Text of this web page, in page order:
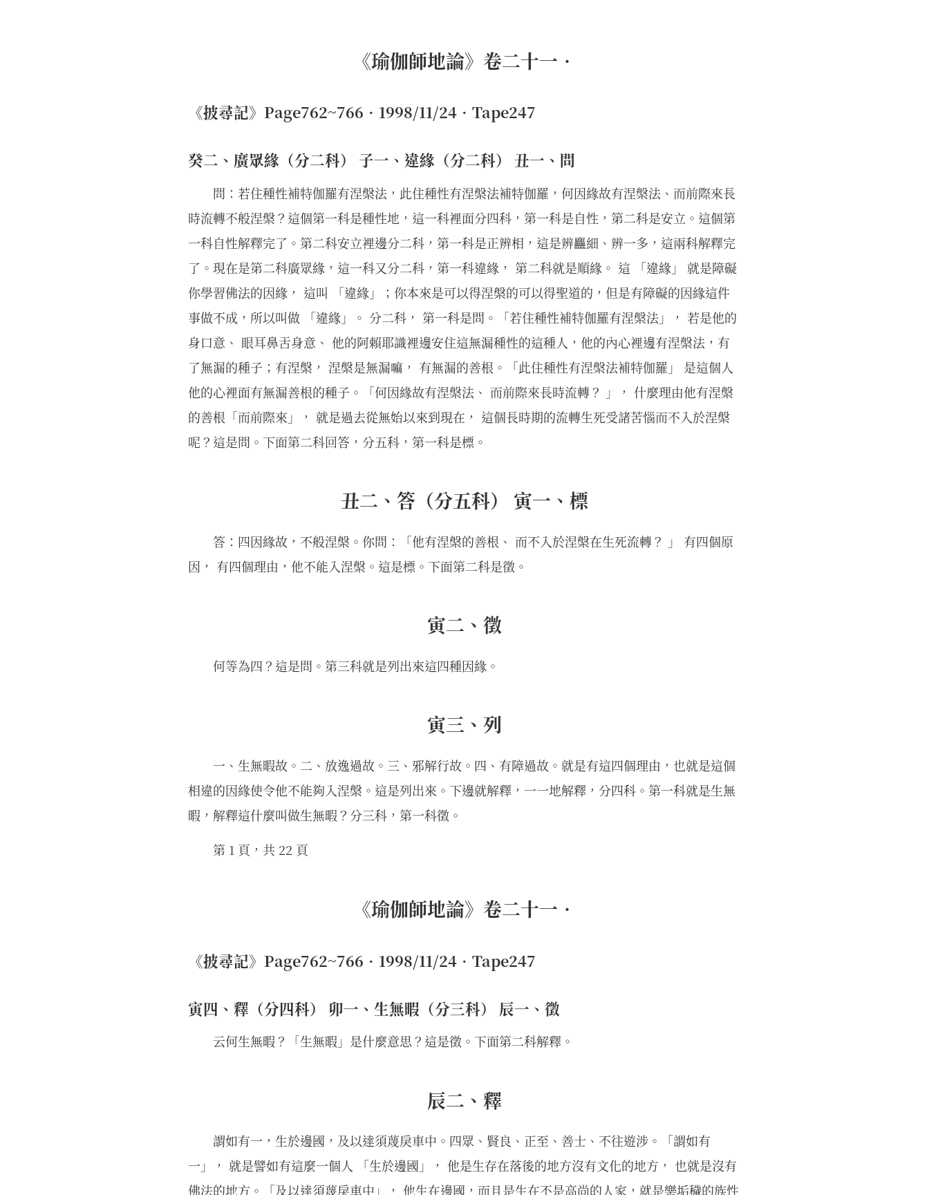
《瑜伽師地論》卷二十一•
《披尋記》Page762~766•1998/11/24•Tape247
癸二、廣眾緣（分二科） 子一、違緣（分二科） 丑一、問
問：若住種性補特伽羅有涅槃法，此住種性有涅槃法補特伽羅，何因緣故有涅槃法、而前際來長
時流轉不般涅槃？這個第一科是種性地，這一科裡面分四科，第一科是自性，第二科是安立。這個第
一科自性解釋完了。第二科安立裡邊分二科，第一科是正辨相，這是辨麤細、辨一多，這兩科解釋完
了。現在是第二科廣眾緣，這一科又分二科，第一科違緣， 第二科就是順緣。 這 「違緣」 就是障礙
你學習佛法的因緣， 這叫 「違緣」；你本來是可以得涅槃的可以得聖道的，但是有障礙的因緣這件
事做不成，所以叫做 「違緣」。 分二科， 第一科是問。「若住種性補特伽羅有涅槃法」， 若是他的
身口意、 眼耳鼻舌身意、 他的阿賴耶識裡邊安住這無漏種性的這種人，他的內心裡邊有涅槃法，有
了無漏的種子；有涅槃， 涅槃是無漏嘛， 有無漏的善根。「此住種性有涅槃法補特伽羅」 是這個人
他的心裡面有無漏善根的種子。「何因緣故有涅槃法、 而前際來長時流轉？ 」， 什麼理由他有涅槃
的善根「而前際來」， 就是過去從無始以來到現在， 這個長時期的流轉生死受諸苦惱而不入於涅槃
呢？這是問。下面第二科回答，分五科，第一科是標。
丑二、答（分五科） 寅一、標
答：四因緣故，不般涅槃。你問：「他有涅槃的善根、 而不入於涅槃在生死流轉？ 」 有四個原
因， 有四個理由，他不能入涅槃。這是標。下面第二科是徵。
寅二、徵
何等為四？這是問。第三科就是列出來這四種因緣。
寅三、列
一、生無暇故。二、放逸過故。三、邪解行故。四、有障過故。就是有這四個理由，也就是這個
相違的因緣使令他不能夠入涅槃。這是列出來。下邊就解釋，一一地解釋，分四科。第一科就是生無
暇，解釋這什麼叫做生無暇？分三科，第一科徵。
第 1 頁，共 22 頁
《瑜伽師地論》卷二十一•
《披尋記》Page762~766•1998/11/24•Tape247
寅四、釋（分四科） 卯一、生無暇（分三科） 辰一、徵
云何生無暇？「生無暇」是什麼意思？這是徵。下面第二科解釋。
辰二、釋
謂如有一，生於邊國，及以達須蔑戾車中。四眾、賢良、正至、善士、不往遊涉。「謂如有
一」， 就是譬如有這麼一個人 「生於邊國」， 他是生存在落後的地方沒有文化的地方， 也就是沒有
佛法的地方。「及以達須蔑戾車中」， 他生在邊國，而且是生在不是高尚的人家，就是樂垢穢的族性